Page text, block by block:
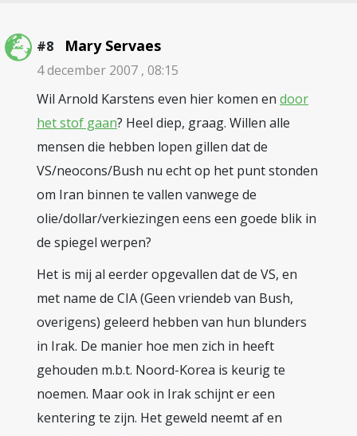
#8 Mary Servaes
4 december 2007 , 08:15
Wil Arnold Karstens even hier komen en door
het stof gaan? Heel diep, graag. Willen alle
mensen die hebben lopen gillen dat de
VS/neocons/Bush nu echt op het punt stonden
om Iran binnen te vallen vanwege de
olie/dollar/verkiezingen eens een goede blik in
de spiegel werpen?
Het is mij al eerder opgevallen dat de VS, en
met name de CIA (Geen vriendeb van Bush,
overigens) geleerd hebben van hun blunders
in Irak. De manier hoe men zich in heeft
gehouden m.b.t. Noord-Korea is keurig te
noemen. Maar ook in Irak schijnt er een
kentering te zijn. Het geweld neemt af en